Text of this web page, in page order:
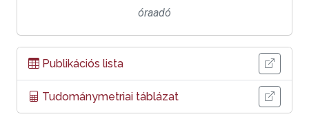
óraadó
Publikációs lista
Tudománymetriai táblázat